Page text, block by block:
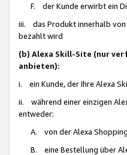
F. der Kunde erwirbt ein
iii. das Produkt innerhalb von
bezahlt wird
(b) Alexa Skill-Site (nur
anbieten):
i. ein Kunde, der Ihre Alexa
ii. während einer einzigen
entweder:
A. von der Alexa
B. eine Bestellung über